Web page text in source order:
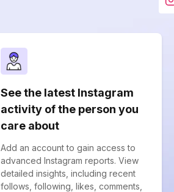
See the latest Instagram
activity of the person you
care about
Add an account to gain access to
advanced Instagram reports. View
detailed insights, including recent
follows, following, likes, comments,